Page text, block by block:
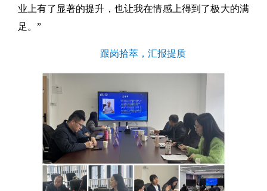
业上有了显著的提升，也让我在情感上得到了极大的满
足。”
跟岗拾萃，汇报提质